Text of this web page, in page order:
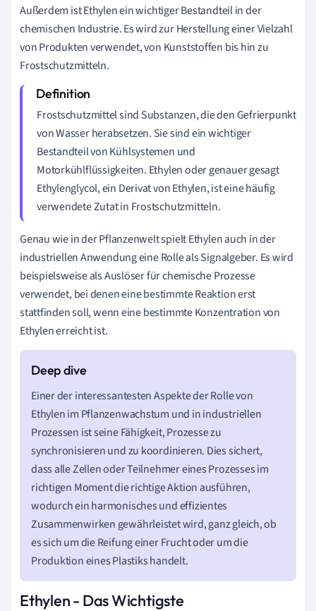
Außerdem ist Ethylen ein wichtiger Bestandteil in der
chemischen Industrie. Es wird zur Herstellung einer Vielzahl
von Produkten verwendet, von Kunststoffen bis hin zu
Frostschutzmitteln.
Frostschutzmittel sind Substanzen, die den Gefrierpunkt
von Wasser herabsetzen. Sie sind ein wichtiger
Bestandteil von Kühlsystemen und
Motorkühlflüssigkeiten. Ethylen oder genauer gesagt
Ethylenglycol, ein Derivat von Ethylen, ist eine häufig
verwendete Zutat in Frostschutzmitteln.
Genau wie in der Pflanzenwelt spielt Ethylen auch in der
industriellen Anwendung eine Rolle als Signalgeber. Es wird
beispielsweise als Auslöser für chemische Prozesse
verwendet, bei denen eine bestimmte Reaktion erst
stattfinden soll, wenn eine bestimmte Konzentration von
Ethylen erreicht ist.
Einer der interessantesten Aspekte der Rolle von
Ethylen im Pflanzenwachstum und in industriellen
Prozessen ist seine Fähigkeit, Prozesse zu
synchronisieren und zu koordinieren. Dies sichert,
dass alle Zellen oder Teilnehmer eines Prozesses im
richtigen Moment die richtige Aktion ausführen,
wodurch ein harmonisches und effizientes
Zusammenwirken gewährleistet wird, ganz gleich, ob
es sich um die Reifung einer Frucht oder um die
Produktion eines Plastiks handelt.
Ethylen - Das Wichtigste